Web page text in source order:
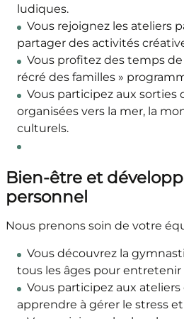
ludiques.
Vous rejoignez les ateliers
partager des activités
Vous profitez des temps
récré des familles »
Vous participez aux sorties
organisées vers la mer, la
culturels.
Bien-être et
personnel
Nous prenons soin de votre
Vous découvrez la
tous les âges pour
Vous participez aux
apprendre à gérer le stress